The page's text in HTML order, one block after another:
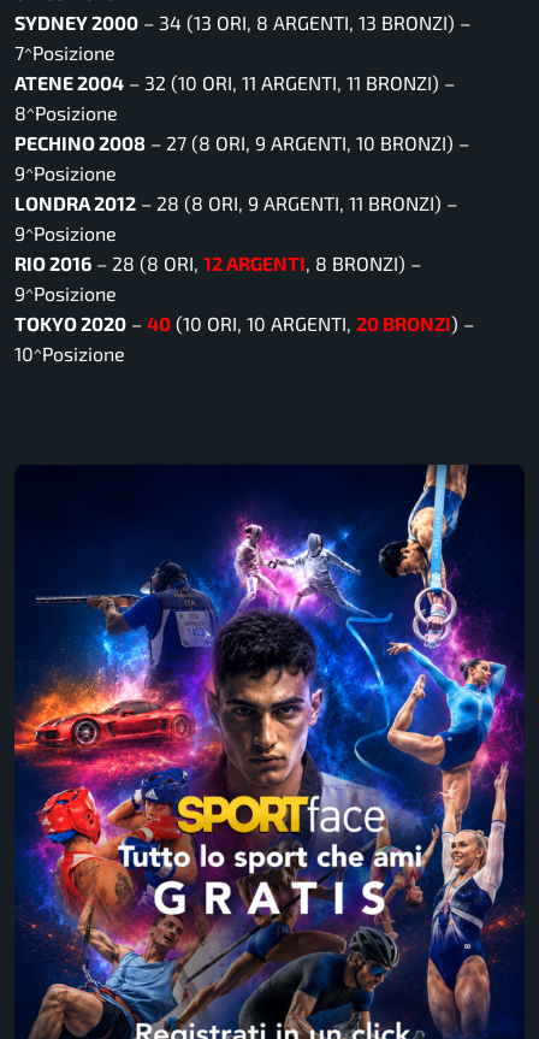
SYDNEY 2000 – 34 (13 ORI, 8 ARGENTI, 13 BRONZI) –
7^Posizione
ATENE 2004 – 32 (10 ORI, 11 ARGENTI, 11 BRONZI) –
8^Posizione
PECHINO 2008 – 27 (8 ORI, 9 ARGENTI, 10 BRONZI) –
9^Posizione
LONDRA 2012 – 28 (8 ORI, 9 ARGENTI, 11 BRONZI) –
9^Posizione
RIO 2016 – 28 (8 ORI, 12 ARGENTI , 8 BRONZI) –
9^Posizione
TOKYO 2020 – 40 (10 ORI, 10 ARGENTI, 20 BRONZI) –
10^Posizione